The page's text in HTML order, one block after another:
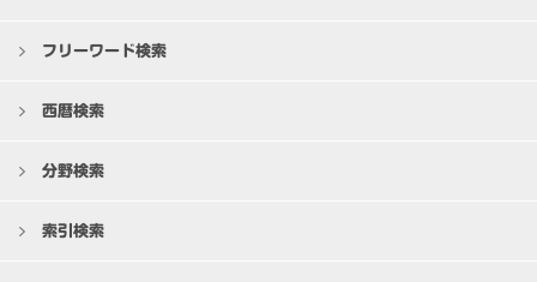
フリーワード検索
西暦検索
分野検索
索引検索